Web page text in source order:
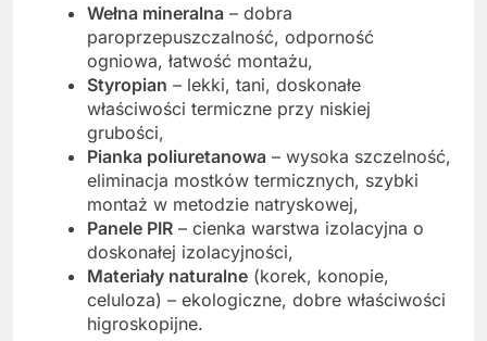
Wełna mineralna – dobra
paroprzepuszczalność, odporność
ogniowa, łatwość montażu,
Styropian – lekki, tani, doskonałe
właściwości termiczne przy niskiej
grubości,
Pianka poliuretanowa – wysoka szczelność,
eliminacja mostków termicznych, szybki
montaż w metodzie natryskowej,
Panele PIR – cienka warstwa izolacyjna o
doskonałej izolacyjności,
Materiały naturalne (korek, konopie,
celuloza) – ekologiczne, dobre właściwości
higroskopijne.